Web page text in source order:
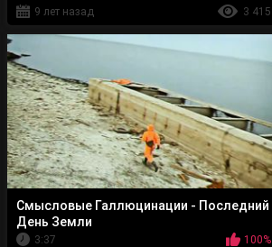
9 лет назад
3 415
Смысловые Галлюцинации - Последний
День Земли
3:37
100%